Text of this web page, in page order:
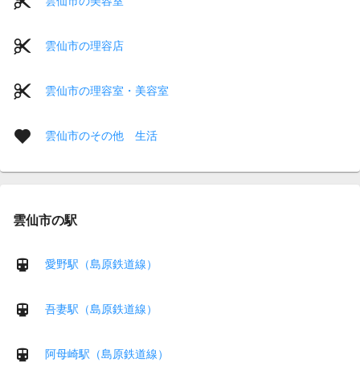
雲仙市の理容店
雲仙市の理容室・美容室
雲仙市のその他 生活
雲仙市の駅
愛野駅（島原鉄道線）
吾妻駅（島原鉄道線）
阿母崎駅（島原鉄道線）